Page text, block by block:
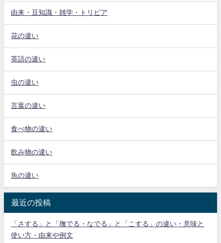
由来・豆知識・雑学・トリビア
花の違い
英語の違い
虫の違い
言葉の違い
食べ物の違い
飲み物の違い
魚の違い
最近の投稿
「さする」と「撫でる・なでる」と「こする」の違い・意味と
使い方・由来や例文